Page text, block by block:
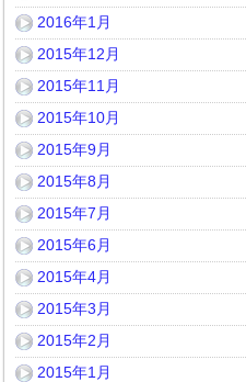
2016年1月
2015年12月
2015年11月
2015年10月
2015年9月
2015年8月
2015年7月
2015年6月
2015年4月
2015年3月
2015年2月
2015年1月